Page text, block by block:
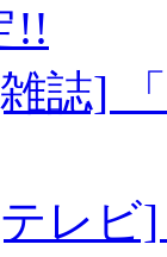
!!
誌]
レビ